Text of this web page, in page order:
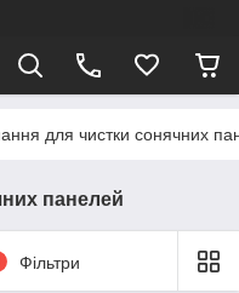
для чистки сонячних
панелей
Фільтри